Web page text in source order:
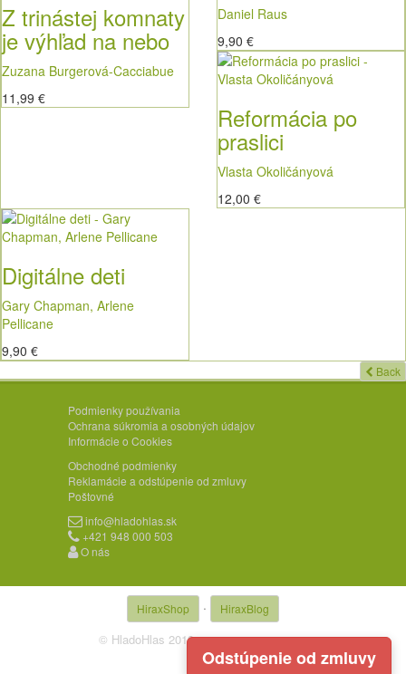
Odstúpenie od zmluvy
Z trinástej komnaty
je výhľad na nebo
Zuzana Burgerová-Cacciabue
11,99 €
Daniel Raus
9,90 €
Reformácia po
praslici
Vlasta Okoličányová
12,00 €
Digitálne deti
Gary Chapman, Arlene
Pellicane
9,90 €
Back
Podmienky používania
Ochrana súkromia a osobných údajov
Informácie o Cookies
Obchodné podmienky
Reklamácie a odstúpenie od zmluvy
Poštovné
info@hladohlas.sk
+421 948 000 503
O nás
HiraxShop · HiraxBlog
© HladoHlas 2019 ·Developed byTvorivec